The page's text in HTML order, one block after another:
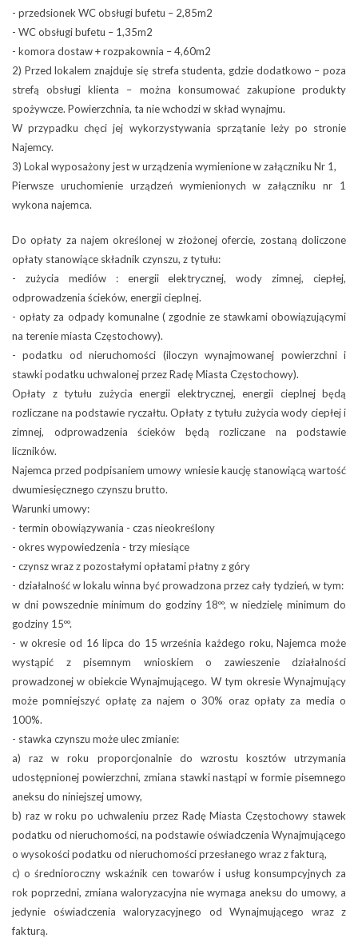
- przedsionek WC obsługi bufetu – 2,85m2
- WC obsługi bufetu – 1,35m2
- komora dostaw + rozpakownia – 4,60m2
2) Przed lokalem znajduje się strefa studenta, gdzie dodatkowo – poza
strefą obsługi klienta – można konsumować zakupione produkty
spożywcze. Powierzchnia, ta nie wchodzi w skład wynajmu.
W przypadku chęci jej wykorzystywania sprzątanie leży po stronie
Najemcy.
3) Lokal wyposażony jest w urządzenia wymienione w załączniku Nr 1,
Pierwsze uruchomienie urządzeń wymienionych w załączniku nr 1
wykona najemca.
Do opłaty za najem określonej w złożonej ofercie, zostaną doliczone
opłaty stanowiące składnik czynszu, z tytułu:
- zużycia mediów : energii elektrycznej, wody zimnej, ciepłej,
odprowadzenia ścieków, energii cieplnej.
- opłaty za odpady komunalne ( zgodnie ze stawkami obowiązującymi
na terenie miasta Częstochowy).
- podatku od nieruchomości (iloczyn wynajmowanej powierzchni i
stawki podatku uchwalonej przez Radę Miasta Częstochowy).
Opłaty z tytułu zużycia energii elektrycznej, energii cieplnej będą
rozliczane na podstawie ryczałtu. Opłaty z tytułu zużycia wody ciepłej i
zimnej, odprowadzenia ścieków będą rozliczane na podstawie
liczników.
Najemca przed podpisaniem umowy wniesie kaucję stanowiącą wartość
dwumiesięcznego czynszu brutto.
Warunki umowy:
- termin obowiązywania - czas nieokreślony
- okres wypowiedzenia - trzy miesiące
- czynsz wraz z pozostałymi opłatami płatny z góry
- działalność w lokalu winna być prowadzona przez cały tydzień, w tym:
w dni powszednie minimum do godziny 18ºº, w niedzielę minimum do
godziny 15ºº.
- w okresie od 16 lipca do 15 września każdego roku, Najemca może
wystąpić z pisemnym wnioskiem o zawieszenie działalności
prowadzonej w obiekcie Wynajmującego. W tym okresie Wynajmujący
może pomniejszyć opłatę za najem o 30% oraz opłaty za media o
100%.
- stawka czynszu może ulec zmianie:
a) raz w roku proporcjonalnie do wzrostu kosztów utrzymania
udostępnionej powierzchni, zmiana stawki nastąpi w formie pisemnego
aneksu do niniejszej umowy,
b) raz w roku po uchwaleniu przez Radę Miasta Częstochowy stawek
podatku od nieruchomości, na podstawie oświadczenia Wynajmującego
o wysokości podatku od nieruchomości przesłanego wraz z fakturą,
c) o średnioroczny wskaźnik cen towarów i usług konsumpcyjnych za
rok poprzedni, zmiana waloryzacyjna nie wymaga aneksu do umowy, a
jedynie oświadczenia waloryzacyjnego od Wynajmującego wraz z
fakturą.